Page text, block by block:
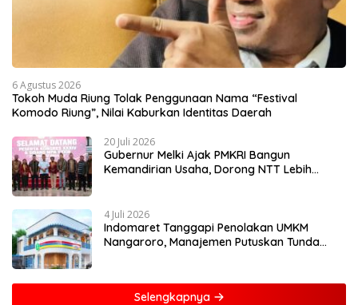
6 Agustus 2026
Tokoh Muda Riung Tolak Penggunaan Nama “Festival
Komodo Riung”, Nilai Kaburkan Identitas Daerah
20 Juli 2026
Gubernur Melki Ajak PMKRI Bangun
Kemandirian Usaha, Dorong NTT Lebih
4 Juli 2026
Indomaret Tanggapi Penolakan UMKM
Nangaroro, Manajemen Putuskan Tunda
Selengkapnya